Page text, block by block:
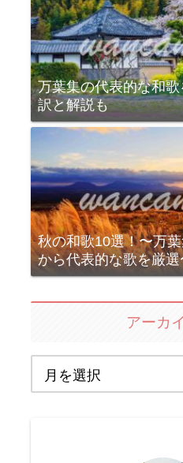
万葉集の代表的な和
訳と解説も
秋の和歌10選！〜万
から代表的な歌を厳選
アーカ